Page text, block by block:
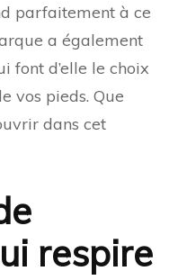
parfaitement à ce
a également
font d’elle le choix
vos pieds. Que
dans cet
respire